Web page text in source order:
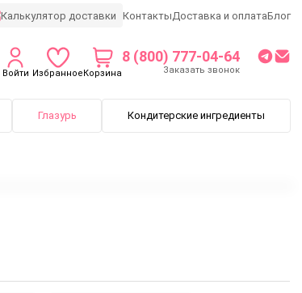
Калькулятор доставки КонтактыДоставка и оплатаБлог
Войти ИзбранноеКорзина
8 (800) 777-04-64
Заказать звонок
Глазурь Кондитерские ингредиенты